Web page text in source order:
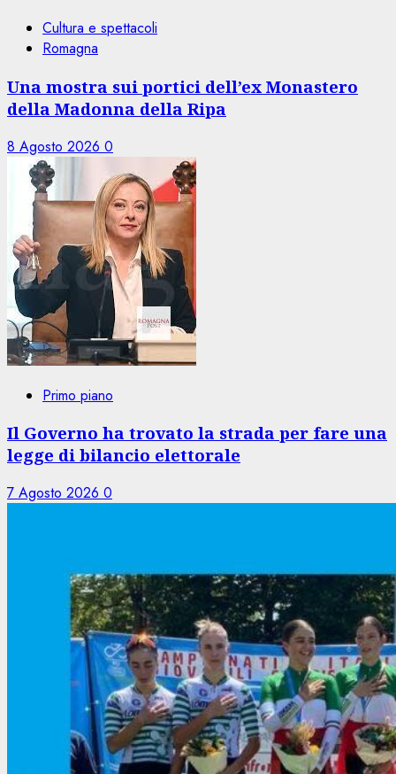
Cultura e spettacoli
Romagna
Una mostra sui portici dell’ex Monastero
della Madonna della Ripa
8 Agosto 2026 0
Primo piano
Il Governo ha trovato la strada per fare una
legge di bilancio elettorale
7 Agosto 2026 0